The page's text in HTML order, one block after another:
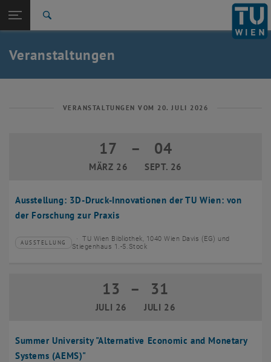
TU Login
Quicklinks
Quicklinks-Menü umschalten
Studium
Karriere
Zurück: Subseiten von Aktuelles auflisten
Aktuelles
Veranstaltungen
VERANSTALTUNGEN VOM 20. JULI 2026
Ausstellung: 3D-Druck-Innovationen der TU Wien: von
der Forschung zur Praxis
17
MÄRZ 26
17 März 2026 bis 04 September 2026
– 04
SEPT. 26
Veranstaltungstyp:
AUSSTELLUNG
Veranstaltungsort:
TU Wien Bibliothek, 1040 Wien Davis (EG) und
Stiegenhaus 1.-5.Stock
Summer University "Alternative Economic and Monetary
Systems (AEMS)"
13
JULI 26
13 Juli 2026 bis 31 Juli 2026
– 31
JULI 26